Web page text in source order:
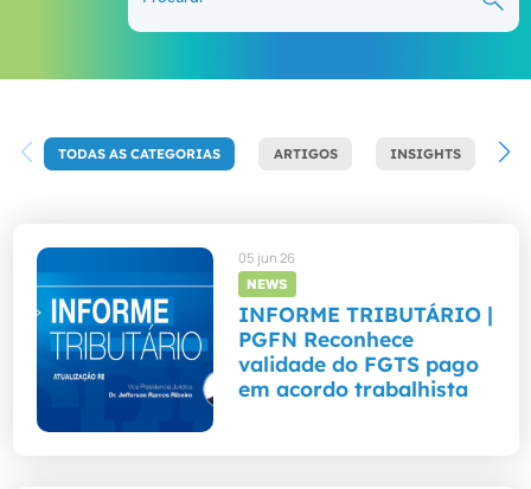
TODAS AS CATEGORIAS ARTIGOS INSIGHTS
05 jun 26
NEWS
INFORME TRIBUTÁRIO |
PGFN Reconhece
validade do FGTS pago
em acordo trabalhista